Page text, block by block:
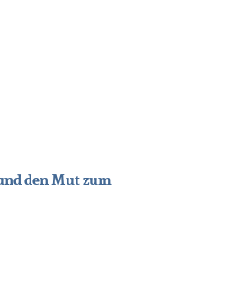
den Mut zum